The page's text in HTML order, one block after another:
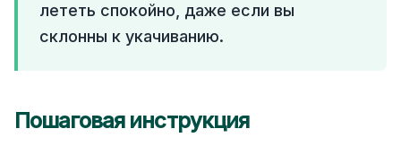
лететь спокойно, даже если вы
склонны к укачиванию.
Пошаговая инструкция